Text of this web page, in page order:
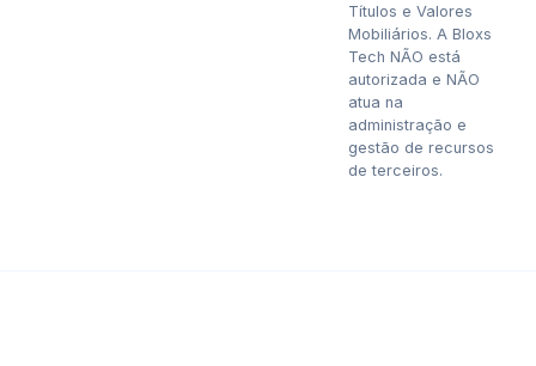
Títulos e Valores
Mobiliários. A Bloxs
Tech NÃO está
autorizada e NÃO
atua na
administração e
gestão de recursos
de terceiros.